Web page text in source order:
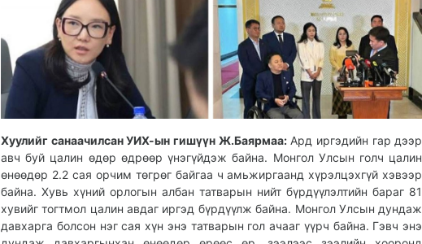
Хуулийг санаачилсан УИХ-ын гишүүн Ж.Баярмаа:Ард иргэдийн гар дээр
авч буй цалин өдөр өдрөөр үнэгүйдэж байна. Монгол Улсын голч цалин
өнөөдөр 2.2 сая орчим төгрөг байгаа ч амьжиргаанд хүрэлцэхгүй хэвээр
байна. Хувь хүний орлогын албан татварын нийт бүрдүүлэлтийн бараг 81
хувийг тогтмол цалин авдаг иргэд бүрдүүлж байна. Монгол Улсын дундаж
давхарга болсон нэг сая хүн энэ татварын гол ачааг үүрч байна. Гэвч энэ